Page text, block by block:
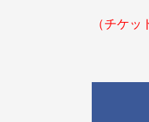
（チケ